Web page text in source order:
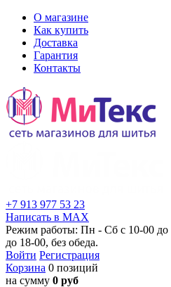
О магазине
Как купить
Доставка
Гарантия
Контакты
+7 913 977 53 23
Написать в MAX
Режим работы: Пн - Сб с 10-00 до
до 18-00, без обеда.
Войти Регистрация
Корзина 0 позиций
на сумму 0 руб